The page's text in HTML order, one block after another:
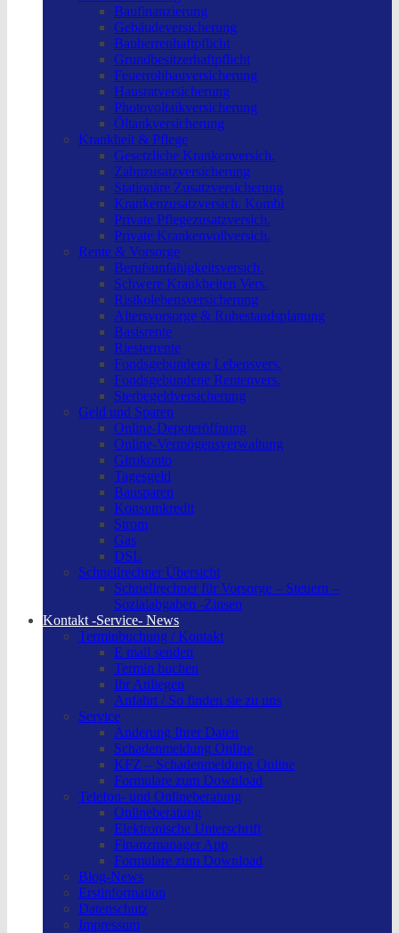
Baufinanzierung
Gebäudeversicherung
Bauherrenhaftpflicht
Grundbesitzerhaftpflicht
Feuerrohbauversicherung
Hausratversicherung
Photovoltaikversicherung
Öltankversicherung
Krankheit & Pflege
Gesetzliche Krankenversich.
Zahnzusatzversicherung
Stationäre Zusatzversicherung
Krankenzusatzversich. Kombi
Private Pflegezusatzversich.
Private Krankenvollversich.
Rente & Vorsorge
Berufs­unfähigkeitsversich.
Schwere Krankheiten Vers.
Risikolebensversicherung
Altersvorsorge & Ruhestandsplanung
Basisrente
Riesterrente
Fondsgebundene Lebensvers.
Fondsgebundene Rentenvers.
Sterbegeldversicherung
Geld und Sparen
Online-Depoteröffnung
Online-Vermögensverwaltung
Girokonto
Tagesgeld
Bausparen
Konsumkredit
Strom
Gas
DSL
Schnellrechner Übersicht
Schnellrechner für Vorsorge – Steuern –
Sozialabgaben -Zinsen
Kontakt -Service- News
Terminbuchung / Kontakt
E mail senden
Termin buchen
Ihr Anliegen
Anfahrt / So finden sie zu uns
Service
Änderung Ihrer Daten
Schadenmeldung Online
KFZ – Schadenmeldung Online
Formulare zum Download
Telefon- und Onlineberatung
Onlineberatung
Elektronische Unterschrift
Finanzmanager App
Formulare zum Download
Blog-News
Erstinformation
Datenschutz
Impressum